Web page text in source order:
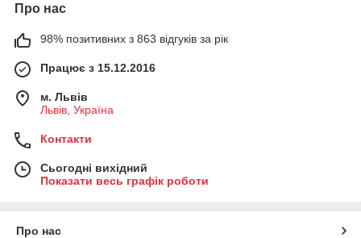
Про нас
98% позитивних з 863 відгуків за рік
Працює з 15.12.2016
м. Львів
Львів, Україна
Контакти
Сьогодні вихідний
Показати весь графік роботи
Про нас